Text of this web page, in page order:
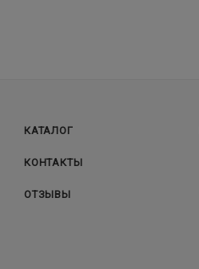
КАТАЛОГ
КОНТАКТЫ
ОТЗЫВЫ